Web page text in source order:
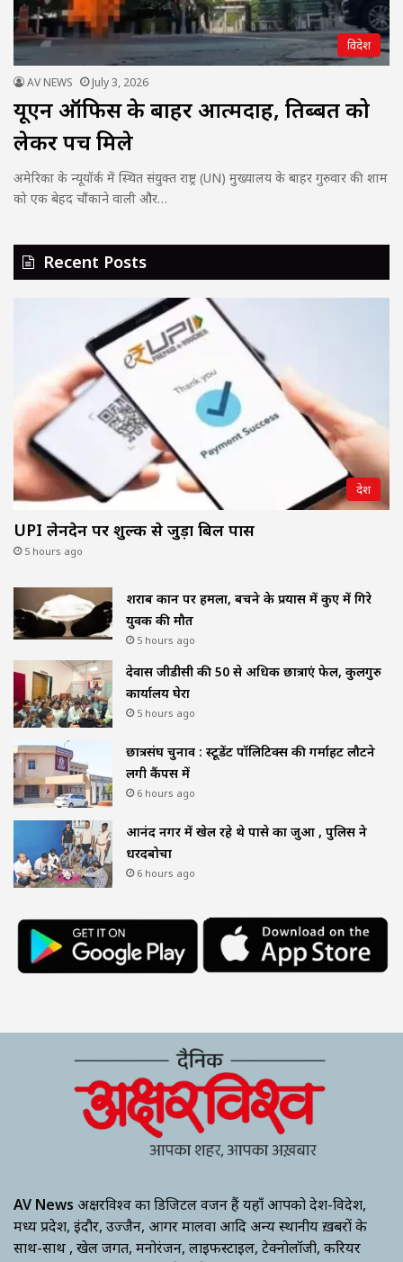
विदेश
AV NEWS July 3, 2026
यूएन ऑफिस के बाहर आत्मदाह, तिब्बत को
लेकर पर्चे मिले
अमेरिका के न्यूयॉर्क में स्थित संयुक्त राष्ट्र (UN) मुख्यालय के बाहर गुरुवार की शाम
को एक बेहद चौंकाने वाली और…
Recent Posts
देश
UPI लेनदेन पर शुल्क से जुड़ा बिल पास
5 hours ago
शराब दुकान पर हमला, बचने के प्रयास में कुए में गिरे
युवक की मौत
5 hours ago
देवास जीडीसी की 50 से अधिक छात्राएं फेल, कुलगुरु
कार्यालय घेरा
5 hours ago
छात्रसंघ चुनाव : स्टूडेंट पॉलिटिक्स की गर्माहट लौटने
लगी कैंपस में
6 hours ago
आनंद नगर में खेल रहे थे पासे का जुआ , पुलिस ने
धरदबोचा
6 hours ago
AV News अक्षरविश्व का डिजिटल वर्जन हैं यहाँ आपको देश-विदेश,
मध्य प्रदेश, इंदौर, उज्जैन, आगर मालवा आदि अन्य स्थानीय ख़बरों के
साथ-साथ , खेल जगत, मनोरंजन, लाइफस्टाइल, टेक्नोलॉजी, करियर